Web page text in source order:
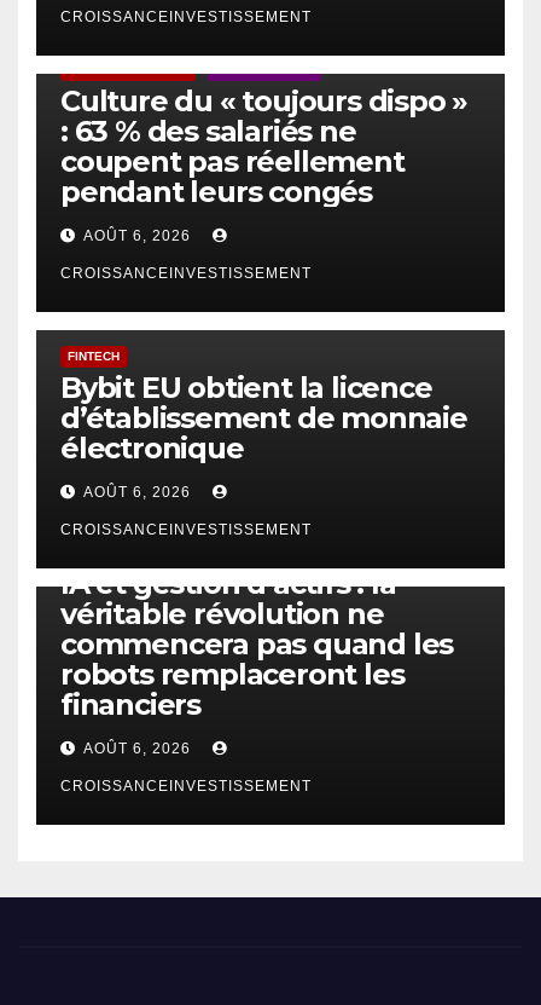
CROISSANCEINVESTISSEMENT
Culture du « toujours dispo »
: 63 % des salariés ne
coupent pas réellement
pendant leurs congés
AOÛT 6, 2026
CROISSANCEINVESTISSEMENT
FINTECH
Bybit EU obtient la licence
d’établissement de monnaie
électronique
AOÛT 6, 2026
CROISSANCEINVESTISSEMENT
IA et gestion d’actifs : la
véritable révolution ne
commencera pas quand les
robots remplaceront les
financiers
AOÛT 6, 2026
CROISSANCEINVESTISSEMENT